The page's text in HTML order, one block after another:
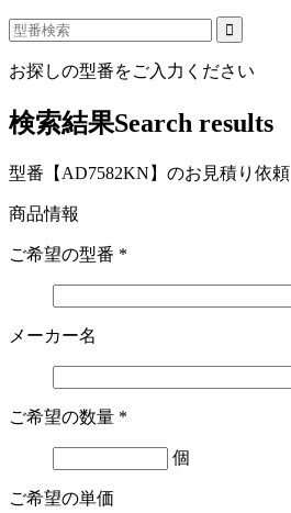
お探しの型番をご入力ください
検索結果Search results
型番【AD7582KN】のお見積り依頼
商品情報
ご希望の型番 *
メーカー名
ご希望の数量 *
個
ご希望の単価